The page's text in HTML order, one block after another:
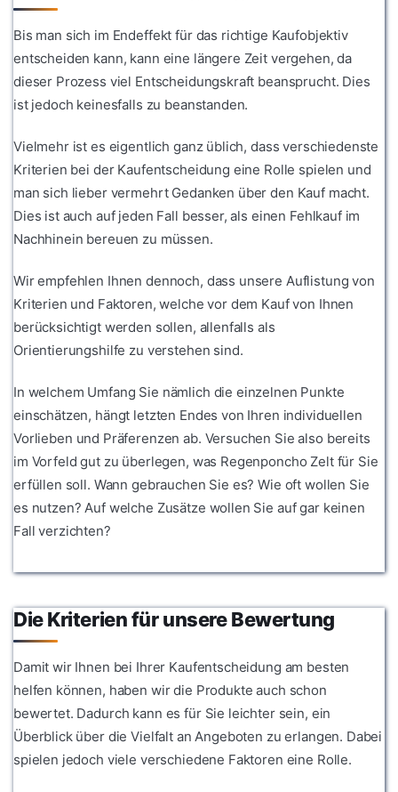
Bis man sich im Endeffekt für das richtige Kaufobjektiv
entscheiden kann, kann eine längere Zeit vergehen, da
dieser Prozess viel Entscheidungskraft beansprucht. Dies
ist jedoch keinesfalls zu beanstanden.
Vielmehr ist es eigentlich ganz üblich, dass verschiedenste
Kriterien bei der Kaufentscheidung eine Rolle spielen und
man sich lieber vermehrt Gedanken über den Kauf macht.
Dies ist auch auf jeden Fall besser, als einen Fehlkauf im
Nachhinein bereuen zu müssen.
Wir empfehlen Ihnen dennoch, dass unsere Auflistung von
Kriterien und Faktoren, welche vor dem Kauf von Ihnen
berücksichtigt werden sollen, allenfalls als
Orientierungshilfe zu verstehen sind.
In welchem Umfang Sie nämlich die einzelnen Punkte
einschätzen, hängt letzten Endes von Ihren individuellen
Vorlieben und Präferenzen ab. Versuchen Sie also bereits
im Vorfeld gut zu überlegen, was Regenponcho Zelt für Sie
erfüllen soll. Wann gebrauchen Sie es? Wie oft wollen Sie
es nutzen? Auf welche Zusätze wollen Sie auf gar keinen
Fall verzichten?
Die Kriterien für unsere Bewertung
Damit wir Ihnen bei Ihrer Kaufentscheidung am besten
helfen können, haben wir die Produkte auch schon
bewertet. Dadurch kann es für Sie leichter sein, ein
Überblick über die Vielfalt an Angeboten zu erlangen. Dabei
spielen jedoch viele verschiedene Faktoren eine Rolle.